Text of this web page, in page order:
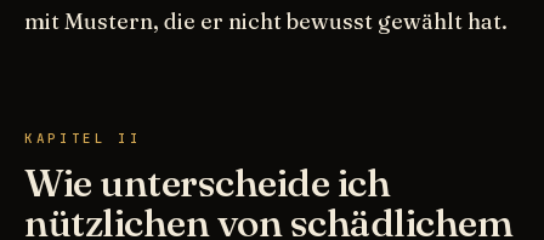
mit Mustern, die er nicht bewusst gewählt hat.
KAPITEL II
Wie unterscheide ich
nützlichen von schädlichem